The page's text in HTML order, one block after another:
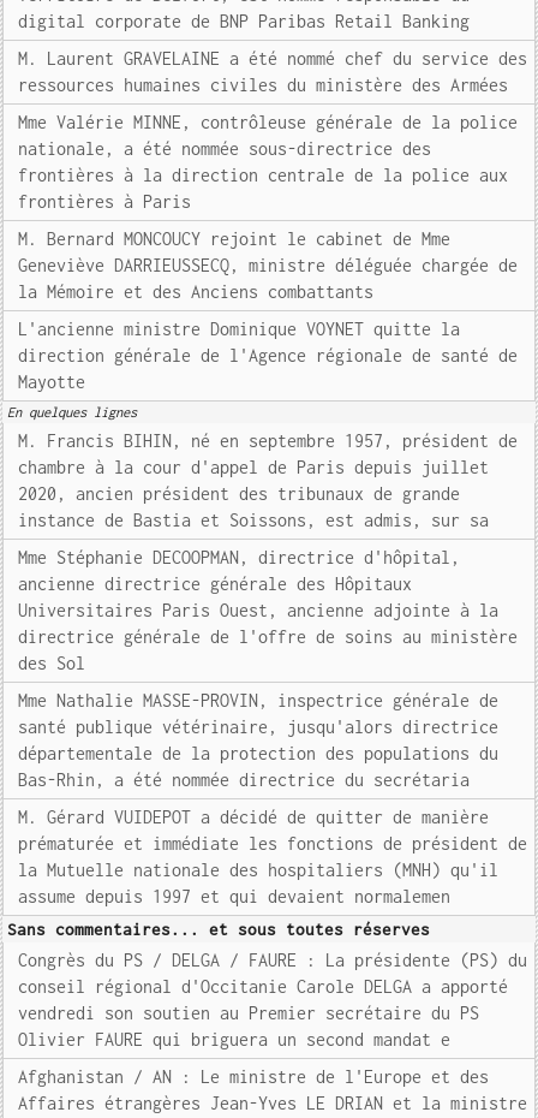
digital corporate de BNP Paribas Retail Banking
M. Laurent GRAVELAINE a été nommé chef du service des
ressources humaines civiles du ministère des Armées
Mme Valérie MINNE, contrôleuse générale de la police
nationale, a été nommée sous-directrice des
frontières à la direction centrale de la police aux
frontières à Paris
M. Bernard MONCOUCY rejoint le cabinet de Mme
Geneviève DARRIEUSSECQ, ministre déléguée chargée de
la Mémoire et des Anciens combattants
L'ancienne ministre Dominique VOYNET quitte la
direction générale de l'Agence régionale de santé de
Mayotte
En quelques lignes
M. Francis BIHIN, né en septembre 1957, président de
chambre à la cour d'appel de Paris depuis juillet
2020, ancien président des tribunaux de grande
instance de Bastia et Soissons, est admis, sur sa
Mme Stéphanie DECOOPMAN, directrice d'hôpital,
ancienne directrice générale des Hôpitaux
Universitaires Paris Ouest, ancienne adjointe à la
directrice générale de l'offre de soins au ministère
des Sol
Mme Nathalie MASSE-PROVIN, inspectrice générale de
santé publique vétérinaire, jusqu'alors directrice
départementale de la protection des populations du
Bas-Rhin, a été nommée directrice du secrétaria
M. Gérard VUIDEPOT a décidé de quitter de manière
prématurée et immédiate les fonctions de président de
la Mutuelle nationale des hospitaliers (MNH) qu'il
assume depuis 1997 et qui devaient normalemen
Sans commentaires... et sous toutes réserves
Congrès du PS / DELGA / FAURE : La présidente (PS) du
conseil régional d'Occitanie Carole DELGA a apporté
vendredi son soutien au Premier secrétaire du PS
Olivier FAURE qui briguera un second mandat e
Afghanistan / AN : Le ministre de l'Europe et des
Affaires étrangères Jean-Yves LE DRIAN et la ministre